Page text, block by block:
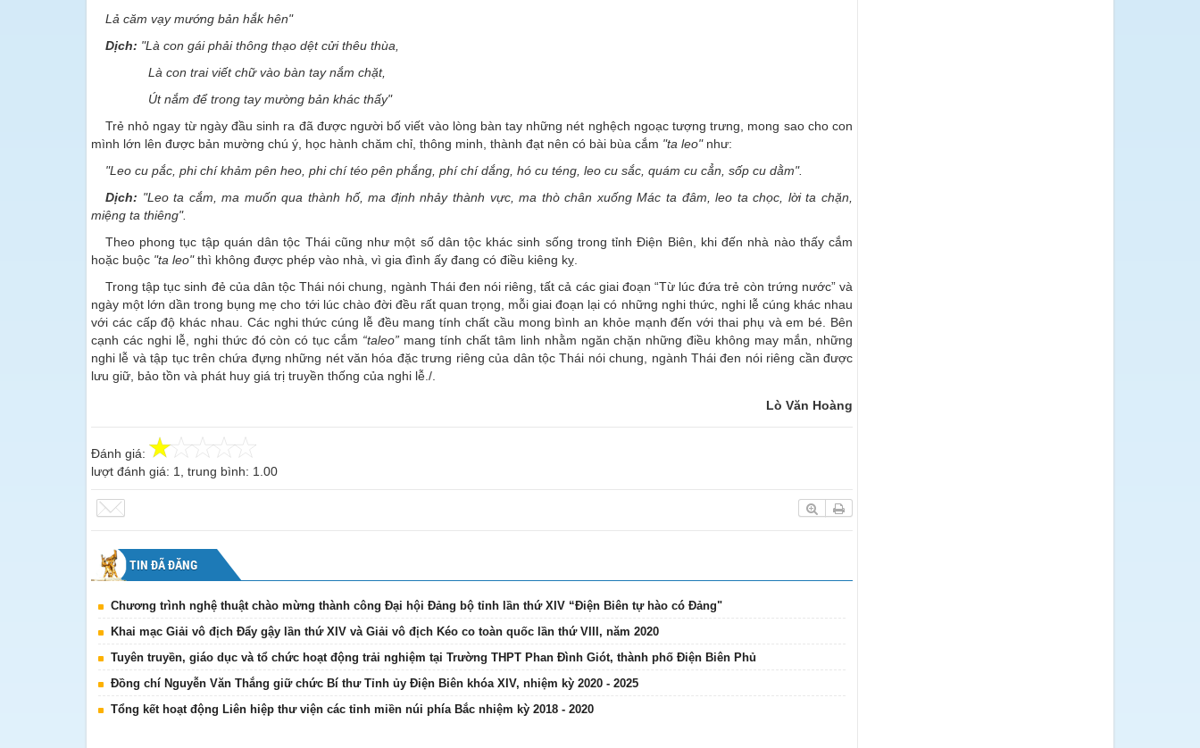
Lả căm vạy mướng bản hắk hên"
Dịch: "Là con gái phải thông thạo dệt cửi thêu thùa,
Là con trai viết chữ vào bàn tay nắm chặt,
Út nắm để trong tay mường bản khác thấy"
Trẻ nhỏ ngay từ ngày đầu sinh ra đã được người bố viết vào lòng bàn tay những nét nghệch ngoạc tượng trưng, mong sao cho con
mình lớn lên được bản mường chú ý, học hành chăm chỉ, thông minh, thành đạt nên có bài bùa cắm "ta leo"như:
"Leo cu pắc, phi chí khảm pên heo, phi chí téo pên phắng, phí chí dắng, hó cu téng, leo cu sắc, quám cu cẳn, sốp cu dằm".
Dịch: "Leo ta cắm, ma muốn qua thành hố, ma định nhảy thành vực, ma thò chân xuống Mác ta đâm, leo ta chọc, lời ta chặn,
miệng ta thiêng".
Theo phong tục tập quán dân tộc Thái cũng như một số dân tộc khác sinh sống trong tỉnh Điện Biên, khi đến nhà nào thấy cắm
hoặc buộc "ta leo"thì không được phép vào nhà, vì gia đình ấy đang có điều kiêng kỵ.
Trong tập tục sinh đẻ của dân tộc Thái nói chung, ngành Thái đen nói riêng, tất cả các giai đoạn “Từ lúc đứa trẻ còn trứng nước” và
ngày một lớn dần trong bụng mẹ cho tới lúc chào đời đều rất quan trọng, mỗi giai đoạn lại có những nghi thức, nghi lễ cúng khác nhau
với các cấp độ khác nhau. Các nghi thức cúng lễ đều mang tính chất cầu mong bình an khỏe mạnh đến với thai phụ và em bé. Bên
cạnh các nghi lễ, nghi thức đó còn có tục cắm “taleo” mang tính chất tâm linh nhằm ngăn chặn những điều không may mắn, những
nghi lễ và tập tục trên chứa đựng những nét văn hóa đặc trưng riêng của dân tộc Thái nói chung, ngành Thái đen nói riêng cần được
lưu giữ, bảo tồn và phát huy giá trị truyền thống của nghi lễ./.
Lò Văn Hoàng
Đánh giá:
lượt đánh giá: 1 , trung bình: 1.00
TIN ĐÃ ĐĂNG
Chương trình nghệ thuật chào mừng thành công Đại hội Đảng bộ tỉnh lần thứ XIV “Điện Biên tự hào có Đảng"
Khai mạc Giải vô địch Đẩy gậy lần thứ XIV và Giải vô địch Kéo co toàn quốc lần thứ VIII, năm 2020
Tuyên truyền, giáo dục và tổ chức hoạt động trải nghiệm tại Trường THPT Phan Đình Giót, thành phố Điện Biên Phủ
Đồng chí Nguyễn Văn Thắng giữ chức Bí thư Tỉnh ủy Điện Biên khóa XIV, nhiệm kỳ 2020 - 2025
Tổng kết hoạt động Liên hiệp thư viện các tỉnh miền núi phía Bắc nhiệm kỳ 2018 - 2020